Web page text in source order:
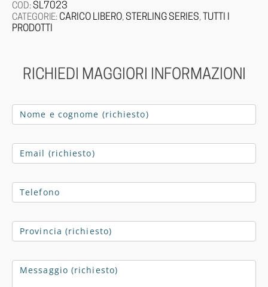
COD: SL7023
CATEGORIE: CARICO LIBERO, STERLING SERIES,
TUTTI I
PRODOTTI
RICHIEDI MAGGIORI INFORMAZIONI